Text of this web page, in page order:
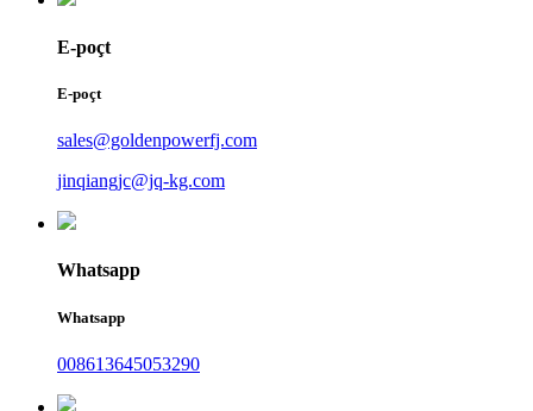
E-poçt
E-poçt
sales@goldenpowerfj.com
jinqiangjc@jq-kg.com
Whatsapp
Whatsapp
008613645053290